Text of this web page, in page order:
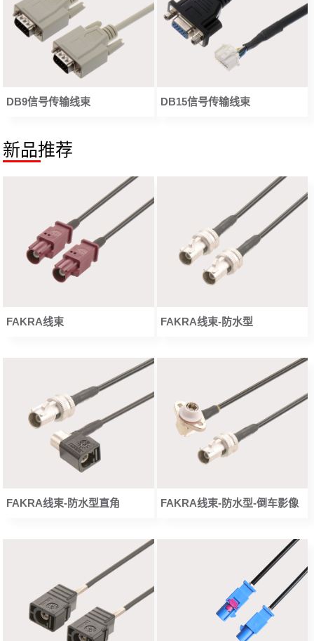
DB9信号传输线束 DB15信号传输线束
新品推荐
FAKRA线束 FAKRA线束-防水型
FAKRA线束-防水型直角 FAKRA线束-防水型-倒车影像